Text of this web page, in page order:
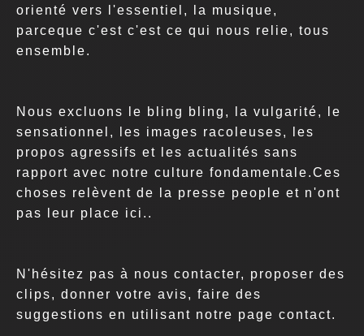
orienté vers l'essentiel, la musique,
parceque c'est c'est ce qui nous relie, tous
ensemble.
Nous excluons le bling bling, la vulgarité, le
sensationnel, les images racoleuses, les
propos agressifs et les actualités sans
rapport avec notre culture fondamentale.Ces
choses relèvent de la presse people et n'ont
pas leur place ici..
N'hésitez pas à nous contacter, proposer des
clips, donner votre avis, faire des
suggestions en utilisant notre page contact.